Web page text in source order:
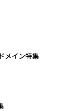
メイン特集